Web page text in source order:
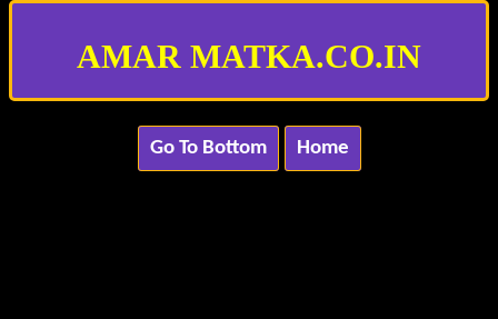
AMAR MATKA.CO.IN
Go To Bottom Home